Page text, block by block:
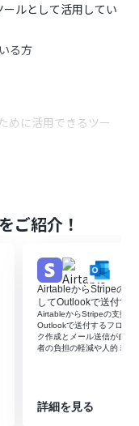
ルとして活用してい
る方
めに活用できるツー
支払完了をChatwork
体で素早く着手する
できます。
連携させてくださ
ン・ミニプランの場合
ご紹介！
AirtableからStripeの支
してOutlookで送付する
AirtableからStripeの支払い
Outlookで送付するフロー
ク作成とメール送信が自動
者の負担の軽減や人的ミス
詳細を見る